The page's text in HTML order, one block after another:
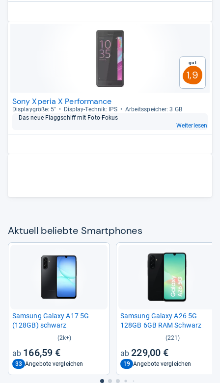
Gut
1,9
Sony Xperia X Performance
Dis­play­größe: 5" Dis­play-​Tech­nik: IPS
Arbeitsspei­cher: 3 GB
Das neue Flagg­schiff mit Foto-​Fokus
Weiterlesen
Aktu­ell beliebte Smart­pho­nes
Sam­sung Galaxy A17 5G
(128GB) schwarz
(2k+)
166,59 €
33 Angebote vergleichen
Sam­sung Galaxy A26 5G
128GB 6GB RAM Schwarz
(221)
229,00 €
19 Angebote vergleichen